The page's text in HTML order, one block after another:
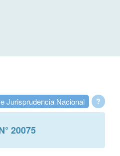
?
Jurisprudencia Nacional
20075